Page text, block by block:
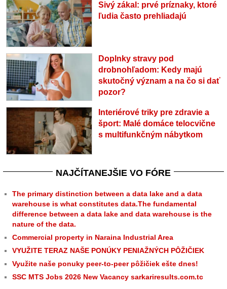
Sivý zákal: prvé príznaky, ktoré
ľudia často prehliadajú
Doplnky stravy pod
drobnohľadom: Kedy majú
skutočný význam a na čo si dať
pozor?
Interiérové triky pre zdravie a
šport: Malé domáce telocvične
s multifunkčným nábytkom
NAJČÍTANEJŠIE VO FÓRE
The primary distinction between a data lake and a data
warehouse is what constitutes data.The fundamental
difference between a data lake and data warehouse is the
nature of the data.
Commercial property in Naraina Industrial Area
VYUŽITE TERAZ NAŠE PONÚKY PENIAŽNÝCH PÔŽIČIEK
Využite naše ponuky peer-to-peer pôžičiek ešte dnes!
SSC MTS Jobs 2026 New Vacancy sarkariresults.com.tc